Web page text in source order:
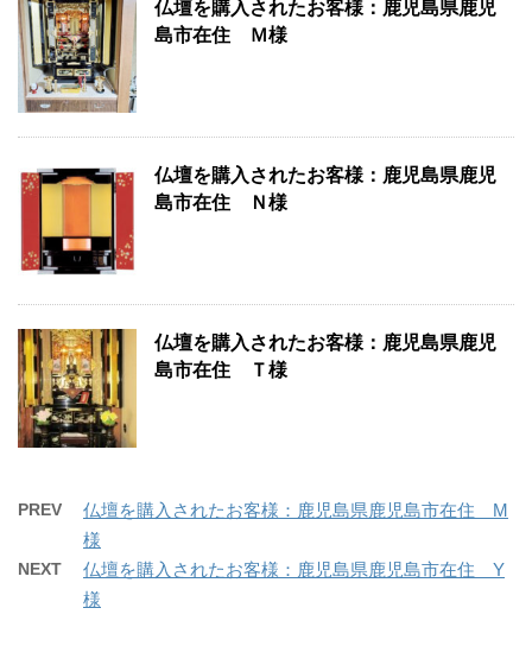
仏壇を購入されたお客様：鹿児島県鹿児
島市在住 Ｍ様
仏壇を購入されたお客様：鹿児島県鹿児
島市在住 Ｎ様
仏壇を購入されたお客様：鹿児島県鹿児
島市在住 Ｔ様
PREV
仏壇を購入されたお客様：鹿児島県鹿児島市在住 M
様
NEXT
仏壇を購入されたお客様：鹿児島県鹿児島市在住 Y
様